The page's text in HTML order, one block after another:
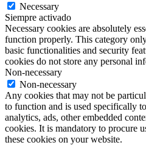
Necessary
Siempre activado
Necessary cookies are absolutely
function properly. This category
basic functionalities and security
cookies do not store any personal
Non-necessary
Non-necessary
Any cookies that may not be
to function and is used specifically
analytics, ads, other embedded
cookies. It is mandatory to procure
these cookies on your website.